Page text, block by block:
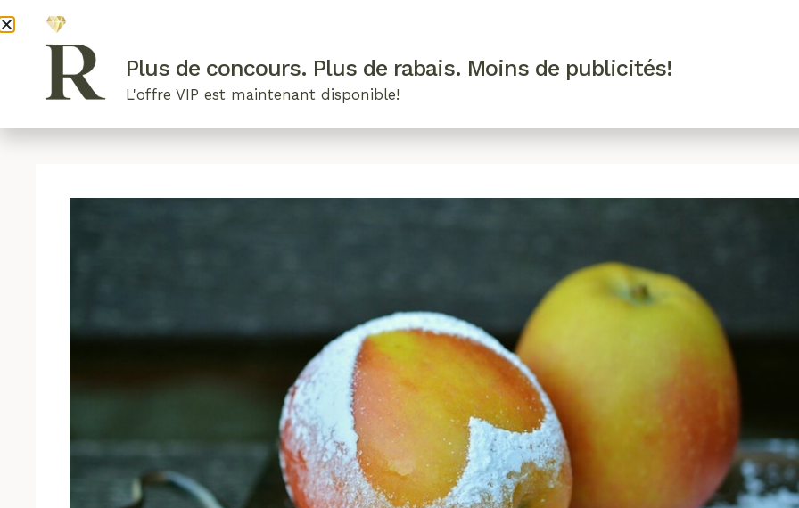
Plus de concours. Plus de rabais. Moins de publicités!
L'offre VIP est maintenant disponible!